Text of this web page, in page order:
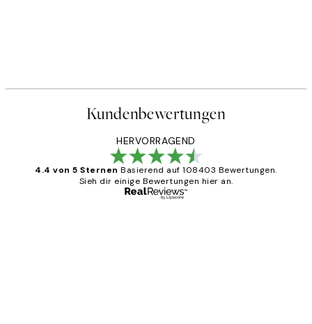
Kundenbewertungen
HERVORRAGEND
4.4 von 5 Sternen Basierend auf 108403 Bewertungen.
Sieh dir einige Bewertungen hier an.